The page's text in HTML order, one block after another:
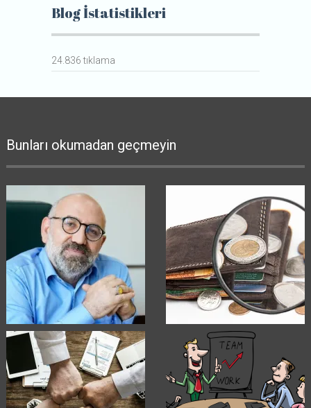
Blog İstatistikleri
24.836 tıklama
Bunları okumadan geçmeyin